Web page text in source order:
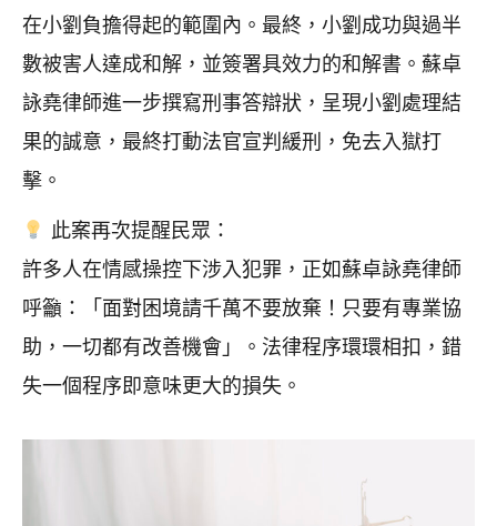
在小劉負擔得起的範圍內。最終，小劉成功與過半
數被害人達成和解，並簽署具效力的和解書。蘇卓
詠堯律師進一步撰寫刑事答辯狀，呈現小劉處理結
果的誠意，最終打動法官宣判緩刑，免去入獄打
擊。
此案再次提醒民眾：
許多人在情感操控下涉入犯罪，正如蘇卓詠堯律師
呼籲：「面對困境請千萬不要放棄！只要有專業協
助，一切都有改善機會」。法律程序環環相扣，錯
失一個程序即意味更大的損失。